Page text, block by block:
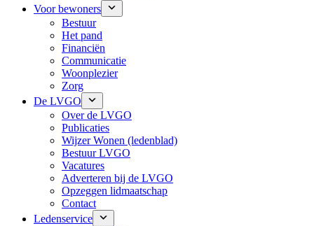
Voor bewoners
Bestuur
Het pand
Financiën
Communicatie
Woonplezier
Zorg
De LVGO
Over de LVGO
Publicaties
Wijzer Wonen (ledenblad)
Bestuur LVGO
Vacatures
Adverteren bij de LVGO
Opzeggen lidmaatschap
Contact
Ledenservice